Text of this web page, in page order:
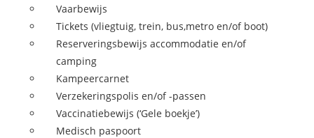
Vaarbewijs
Tickets (vliegtuig, trein, bus,metro en/of boot)
Reserveringsbewijs accommodatie en/of
camping
Kampeercarnet
Verzekeringspolis en/of -passen
Vaccinatiebewijs (‘Gele boekje’)
Medisch paspoort